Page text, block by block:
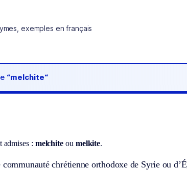
exemples en français
“melchite“
admises : melchite ou melkite.
chrétienne orthodoxe de Syrie ou